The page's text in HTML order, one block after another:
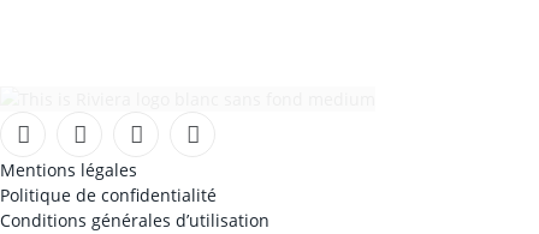
FacebookInstagramTikTok
YouTube
Mentions légales
Politique de confidentialité
Conditions générales d’utilisation